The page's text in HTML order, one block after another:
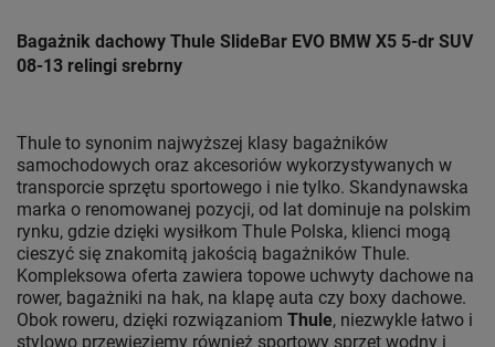
Bagażnik dachowy Thule SlideBar EVO BMW X5 5-dr SUV
08-13 relingi srebrny
Thule to synonim najwyższej klasy bagażników
samochodowych oraz akcesoriów wykorzystywanych w
transporcie sprzętu sportowego i nie tylko. Skandynawska
marka o renomowanej pozycji, od lat dominuje na polskim
rynku, gdzie dzięki wysiłkom Thule Polska, klienci mogą
cieszyć się znakomitą jakością bagażników Thule.
Kompleksowa oferta zawiera topowe uchwyty dachowe na
rower, bagażniki na hak, na klapę auta czy boxy dachowe.
Obok roweru, dzięki rozwiązaniom Thule, niezwykle łatwo i
stylowo przewieziemy również sportowy sprzęt wodny i